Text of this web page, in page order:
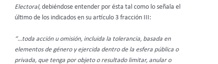
Electoral, debiéndose entender por ésta tal como lo señala el
último de los indicados en su artículo 3 fracción III:
“…toda acción u omisión, incluida la tolerancia, basada en
elementos de género y ejercida dentro de la esfera pública o
privada, que tenga por objeto o resultado limitar, anular o